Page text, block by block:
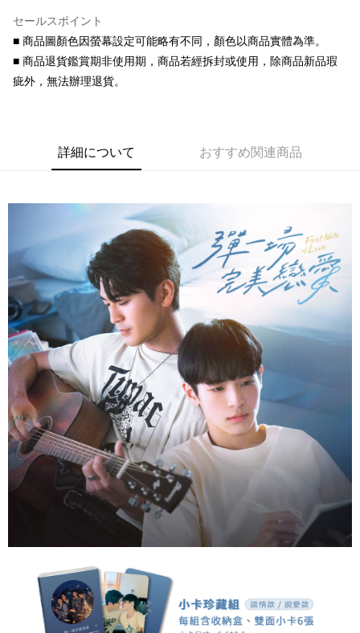
HSBC(台湾)商業銀行
聯邦商業銀行
遠東国際商業銀行
玉山商業銀行
星展(台湾)商業銀行
台新國際商業銀行
台湾中小企業銀行
HSBC(台湾)商業銀行
華泰商業銀行
聯邦商業銀行
遠東国際商業銀行
元大商業銀行
Apple Pay
Easy Wallet
ウが表示されます。
2.SMSで認証してお支払い手続を進めてください。
3.注文するときのお支払いは不要です。商品はご指定の住所に配送されま
す。
4.ご注文が完了すると、携帯に支払い通知のSMSが届きます。アプリ会員
の場合は、AFTEE アプリプッシュ通知が届きます。
5.商品受け取り時のお支払いは不要です。商品を確かめてから、SMSまた
はアプリの通知に従って、4大コンビニ、またはATM/オンラインバンキン
グでお支払いください。
代金納付期限は最短で 14 日以内ですので、ご注意ください。AFTEE アプ
リをダウンロードして AFTEE 会員になるとお支払い期限を最長 45 日以内
まで延長できます。
お支払期限は、ショップが請求した期日と、AFTEEで延長できる日数をも
とに計算されます。AFTEEで注文すると、商品を受け取るまで支払い期限
を延長できますが、商品を期限内に受け取れない場合があります（例：予
約商品や商品到着日が比較的遅い商品）。そのため、商品到着の有無に関
わらず、AFTEEで指定された期限内にお支払いください。
二、支払い限度額
1.初回 AFTEEを ご利用の際に、認証結果及び当社の審査の結果に基づ
き、限度額が設定されます。
2.決済金額は最低NT$20です。
三、利用規約「AFTEE代金後払い」（以下当サービスという）はネットプ
ロテクションズ（以下 AFTEE という）が提供し、AFTEEが代金を徴収し
ます。当サービスご利用の際に提供しなければならない個人情報（注文者
の氏名、電話番号、受取人の氏名、電話番号、受取人住所を含むがこれに
全家取貨付款
配送毎にNT$60、NT$1,500以上で送料無料
付款後全家取貨
配送毎にNT$60、NT$1,500以上で送料無料
7-11取貨付款
配送毎にNT$60、NT$1,500以上で送料無料
付款後7-11取貨
配送毎にNT$60、NT$1,500以上で送料無料
宅配
配送毎にNT$60、NT$1,500以上で送料無料
貨到付款
配送毎にNT$90
セールスポイント
■ 商品圖顏色因螢幕設定可能略有不同，顏色以商品實體為準。
■ 商品退貨鑑賞期非使用期，商品若經拆封或使用，除商品新品瑕
疵外，無法辦理退貨。
詳細について おすすめ関連商品